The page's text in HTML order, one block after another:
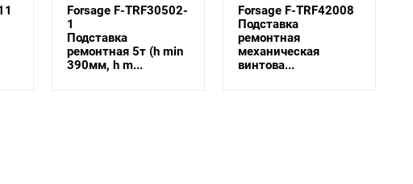
Forsage F-TRF42008
Подставка
ремонтная
механическая
винтова...
Torin T42001
Опора ремонтная
(PRO SERIES)
автомобильн...